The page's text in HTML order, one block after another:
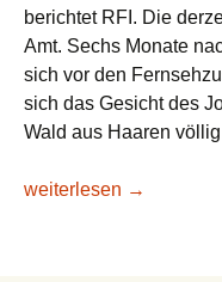
berichtet RFI. Die
Amt. Sechs Monate
sich vor den
sich das Gesicht des
Wald aus Haaren
Kamerun: bekannter
weiterlesen →